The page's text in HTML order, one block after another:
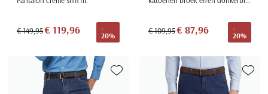
€ 149,95€ 119,96
-
20%
€ 109,95€ 87,96
-
20%
Toevoegen aan favorieten